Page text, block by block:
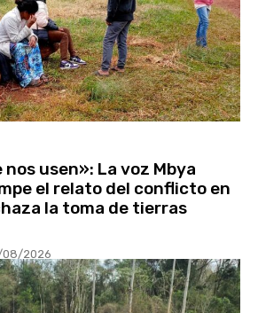
usen»: La voz Mbya
el relato del conflicto en
la toma de tierras
2026